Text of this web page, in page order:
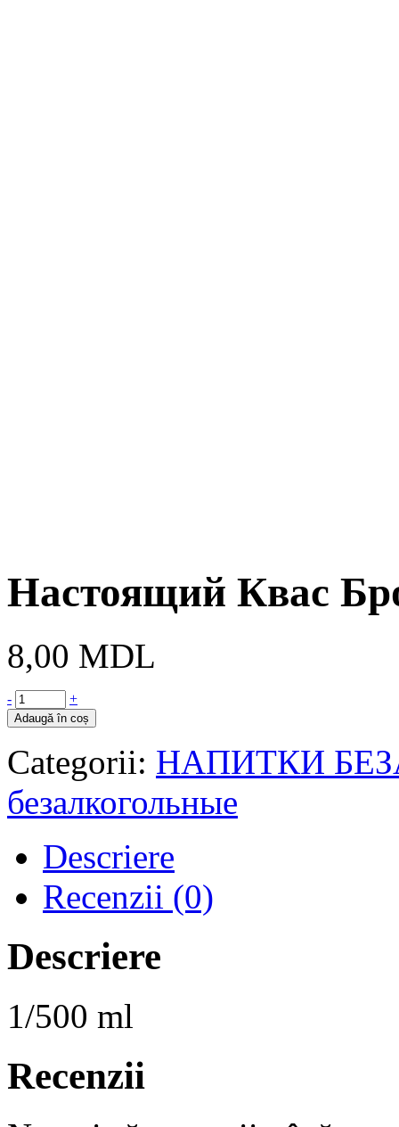
Настоящий Квас
8,00 MDL
- +
Adaugă în coș
Categorii: НАПИТКИ
безалкогольные
Descriere
Recenzii (0)
Descriere
1/500 ml
Recenzii